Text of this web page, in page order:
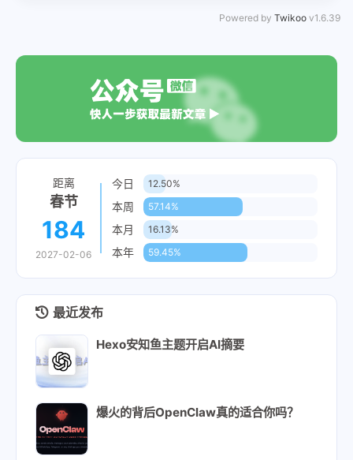
Powered by Twikoo v1.6.39
距离
春节
184
2027-02-06
今日 12.50%
本周 57.14%
本月 16.13%
本年 59.45%
最近发布
Hexo安知鱼主题开启AI摘要
爆火的背后OpenClaw真的适合你吗？